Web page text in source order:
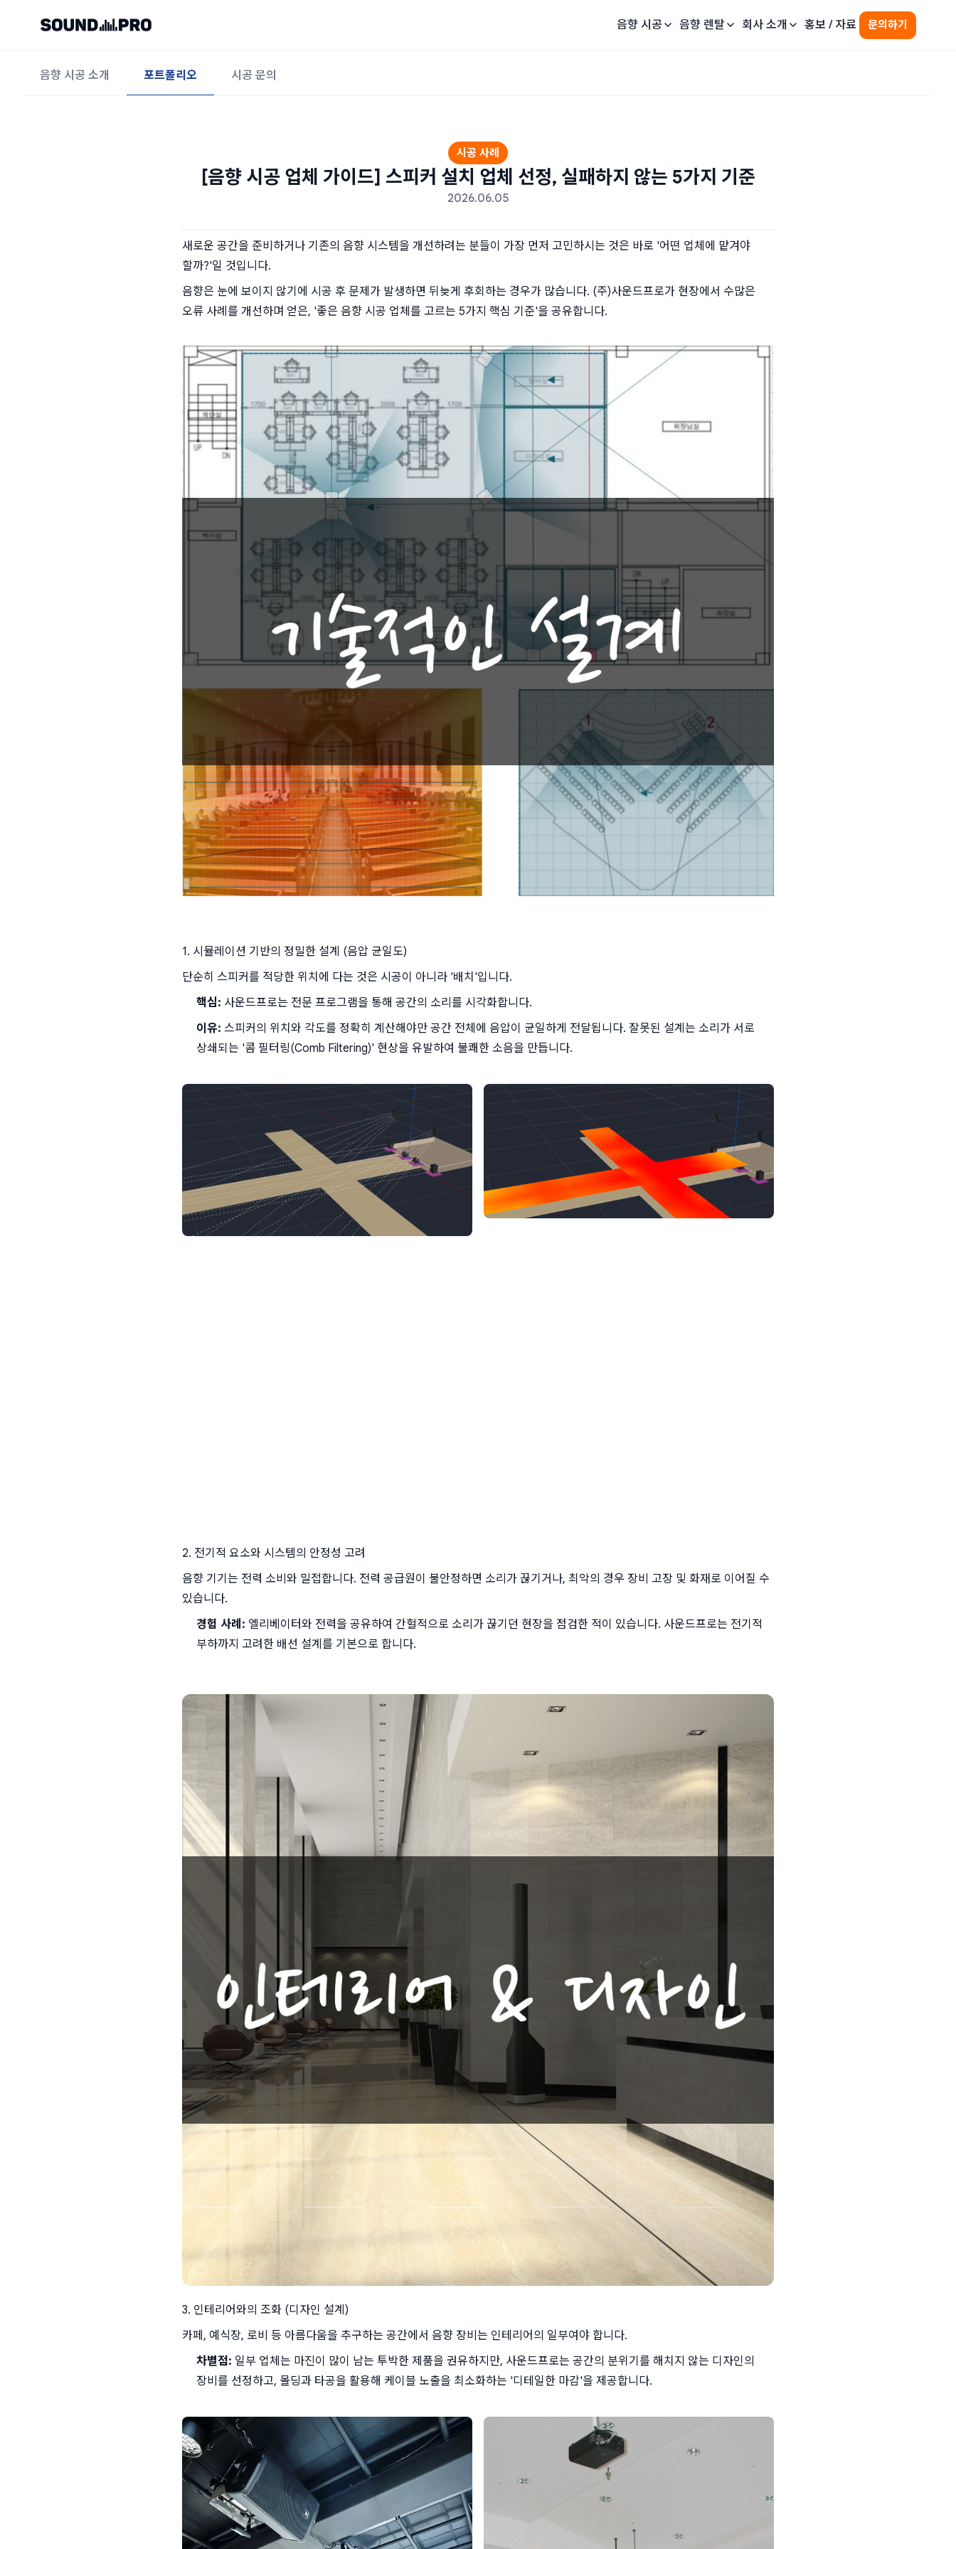
음향 시공 음향 렌탈 회사 소개 홍보 / 자료 문의하기
음향 시공 소개 포트폴리오 시공 문의
시공 사례
[음향 시공 업체 가이드] 스피커 설치 업체 선정, 실패하지 않는 5가지 기준
2026.06.05
새로운 공간을 준비하거나 기존의 음향 시스템을 개선하려는 분들이 가장 먼저 고민하시는 것은 바로 '어떤 업체에 맡겨야
할까?'일 것입니다.
음향은 눈에 보이지 않기에 시공 후 문제가 발생하면 뒤늦게 후회하는 경우가 많습니다. (주)사운드프로가 현장에서 수많은
오류 사례를 개선하며 얻은, '좋은 음향 시공 업체를 고르는 5가지 핵심 기준'을 공유합니다.
1. 시뮬레이션 기반의 정밀한 설계 (음압 균일도)
단순히 스피커를 적당한 위치에 다는 것은 시공이 아니라 '배치'입니다.
핵심: 사운드프로는 전문 프로그램을 통해 공간의 소리를 시각화합니다.
이유: 스피커의 위치와 각도를 정확히 계산해야만 공간 전체에 음압이 균일하게 전달됩니다. 잘못된 설계는 소리가 서로
상쇄되는 '콤 필터링(Comb Filtering)' 현상을 유발하여 불쾌한 소음을 만듭니다.
2. 전기적 요소와 시스템의 안정성 고려
음향 기기는 전력 소비와 밀접합니다. 전력 공급원이 불안정하면 소리가 끊기거나, 최악의 경우 장비 고장 및 화재로 이어질 수
있습니다.
경험 사례: 엘리베이터와 전력을 공유하여 간헐적으로 소리가 끊기던 현장을 점검한 적이 있습니다. 사운드프로는 전기적
부하까지 고려한 배선 설계를 기본으로 합니다.
3. 인테리어와의 조화 (디자인 설계)
카페, 예식장, 로비 등 아름다움을 추구하는 공간에서 음향 장비는 인테리어의 일부여야 합니다.
차별점: 일부 업체는 마진이 많이 남는 투박한 제품을 권유하지만, 사운드프로는 공간의 분위기를 해치지 않는 디자인의
장비를 선정하고, 몰딩과 타공을 활용해 케이블 노출을 최소화하는 '디테일한 마감'을 제공합니다.